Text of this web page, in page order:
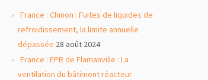
France : Chinon : Fuites de liquides de
refroidissement, la limite annuelle
dépassée 28 août 2024
France : EPR de Flamanville : La
ventilation du bâtiment réacteur